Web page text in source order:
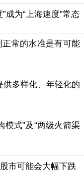
成为“上海速度”常态
常的水准是有可能
多样化、年轻化的
模式”及“两级火箭渠
市可能会大幅下跌